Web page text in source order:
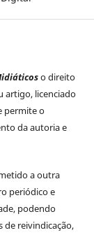
o direito
artigo, licenciado
permite o
da autoria e
a outra
periódico e
podendo
de reivindicação,